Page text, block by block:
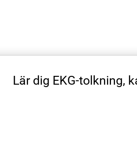
Lär dig EKG-tolkning,